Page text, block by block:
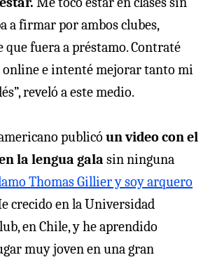
a firmar por ambos clubes,
que fuera a préstamo. Contraté
online e intenté mejorar tanto mi
reveló a este medio.
publicó un video con el
la lengua gala sin ninguna
Thomas Gillier y soy arquero
crecido en la Universidad
en Chile, y he aprendido
muy joven en una gran